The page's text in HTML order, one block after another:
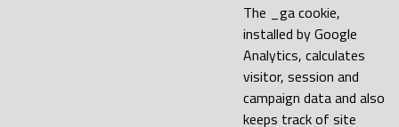
The _ga cookie,
installed by Google
Analytics, calculates
visitor, session and
campaign data and also
keeps track of site